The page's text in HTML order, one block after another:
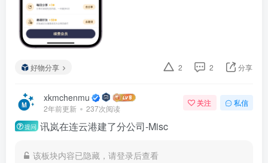
好物分享 2 2 分享
xkmchenmu
2年前更新 237次阅读
关注 私信
提问 讯岚在连云港建了分公司-Misc
该板块内容已隐藏，请登录后查看